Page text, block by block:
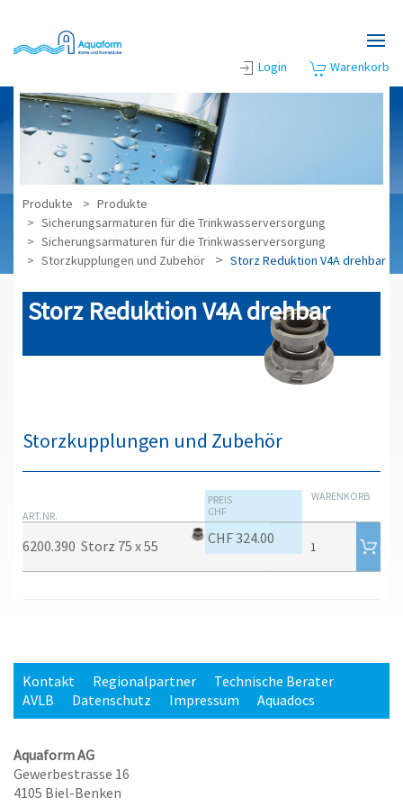
Zum Hauptinhalt springen
Login Warenkorb
Produkte
Produkte
Sicherungsarmaturen für die Trinkwasserversorgung
Sicherungsarmaturen für die Trinkwasserversorgung
Storzkupplungen und Zubehör
Storz Reduktion V4A drehbar
Storz Reduktion V4A drehbar
Storzkupplungen und Zubehör
ART.NR.
PREIS
CHF
WARENKORB
6200.390 Storz 75 x 55 CHF 324.00
Kontakt Regionalpartner
Technische Berater
AVLB
Datenschutz Impressum Aquadocs
Aquaform AG
Gewerbestrasse 16
4105 Biel-Benken